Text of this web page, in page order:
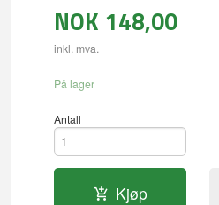
NOK 148,00
inkl. mva.
På lager
Antall
Kjøp